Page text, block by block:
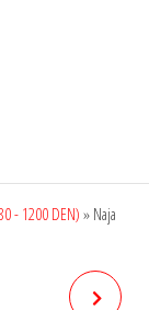
- 1200 DEN) » Naja